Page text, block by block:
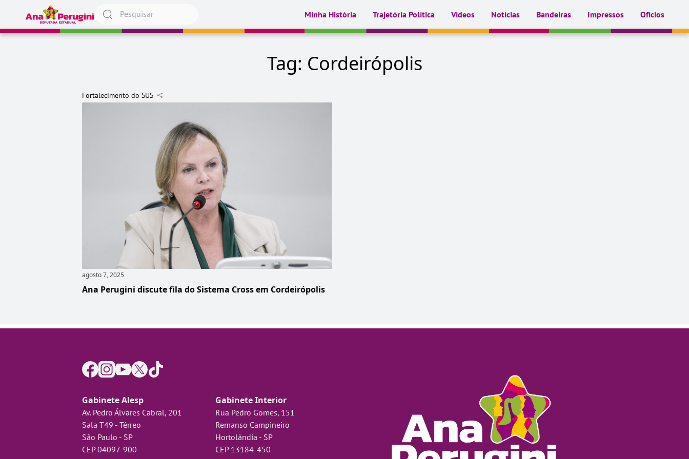
Pular para o conteúdo
Minha História Trajetória Política Vídeos Notícias Bandeiras Impressos Ofícios
Tag: Cordeirópolis
Fortalecimento do SUS
agosto 7, 2025
Ana Perugini discute fila do Sistema Cross em Cordeirópolis
Gabinete Alesp
Av. Pedro Álvares Cabral, 201
Sala T49 - Térreo
São Paulo - SP
CEP 04097-900
Gabinete Interior
Rua Pedro Gomes, 151
Remanso Campineiro
Hortolândia - SP
CEP 13184-450